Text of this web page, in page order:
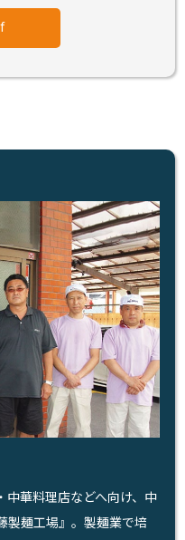
中華料理店などへ向け、中
製麺工場』。製麺業で培